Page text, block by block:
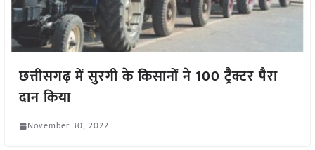
छत्तीसगढ़ में सुरगी के किसानों ने 100 ट्रैक्टर पैरा
दान किया
November 30, 2022